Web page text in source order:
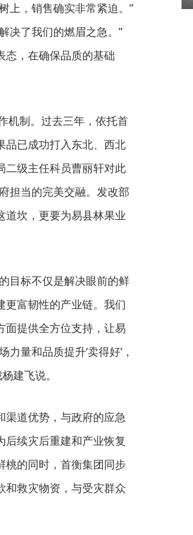
上，销售确实非常紧迫。”
决了我们的燃眉之急。”
态，在确保品质的基础
机制。过去三年，依托首
品已成功打入东北、西北
二级主任科员曹丽轩对此
担当的完美交融。发改部
道坎，更要为易县林果业
目标不仅是解决眼前的鲜
更富韧性的产业链。我们
面提供全方位支持，让易
量和品质提升‘卖得好’，
建飞说。
渠道优势，与政府的应急
续灾后重建和产业恢复
桃的同时，首衡集团同步
和救灾物资，与受灾群众